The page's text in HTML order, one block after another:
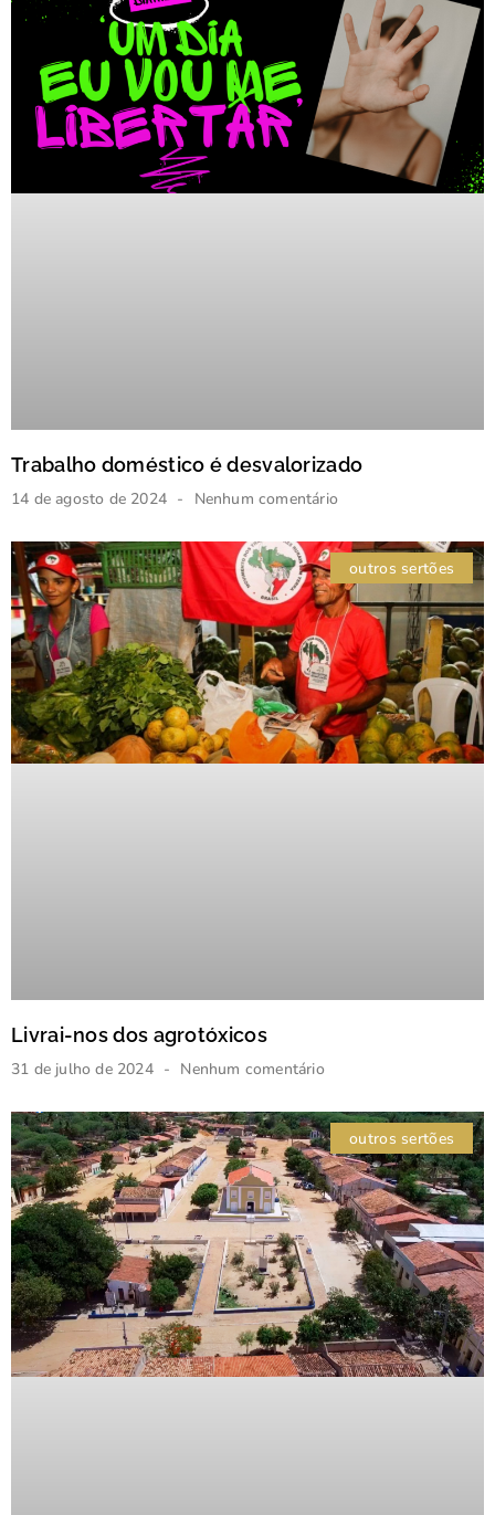
Trabalho doméstico é desvalorizado
14 de agosto de 2024 Nenhum comentário
outros sertões
Livrai-nos dos agrotóxicos
31 de julho de 2024 Nenhum comentário
outros sertões